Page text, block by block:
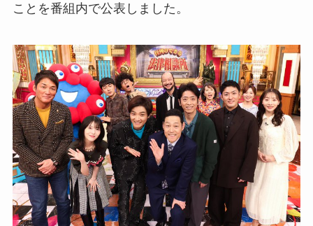
ことを番組内で公表しました。